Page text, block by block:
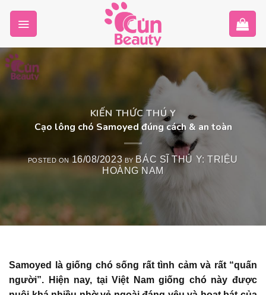
content
KIẾN THỨC THÚ Y
Cạo lông chó Samoyed đúng cách & an toàn
POSTED ON16/08/2023 BY BÁC SĨ THÚ Y: TRIỆU
HOÀNG NAM
Samoyed là giống chó sống rất tình cảm và rất “quấn
người”. Hiện nay, tại Việt Nam giống chó này được